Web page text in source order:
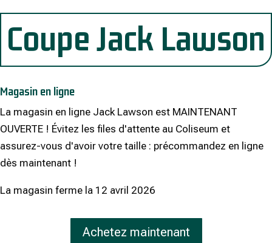
Coupe Jack Lawson
Magasin en ligne
La magasin en ligne Jack Lawson est MAINTENANT
OUVERTE ! Évitez les files d'attente au Coliseum et
assurez-vous d'avoir votre taille : précommandez en ligne
dès maintenant !
La magasin ferme la 12 avril 2026
Achetez maintenant